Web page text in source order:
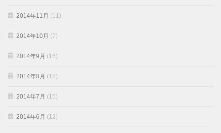
2014年11月 (11)
2014年10月 (7)
2014年9月 (16)
2014年8月 (18)
2014年7月 (15)
2014年6月 (12)